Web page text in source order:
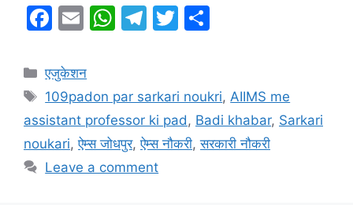
F
c
e
b
o
o
E
ai
l
W
s
A
p
p
T
gr
a
m
T
er e
Categories
एजुकेशन
Tags
109padon par sarkari noukri,AIIMS me
assistant professor ki pad, Badi khabar, Sarkari
noukari,ऐम्स जोधपुर,ऐम्स नौकरी,सरकारी नौकरी
Leave a comment